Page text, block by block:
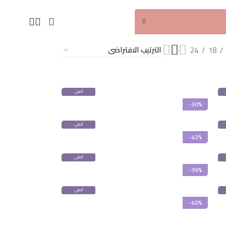
18
24
أصلي
-30%
أصلي
-43%
أصلي
-36%
أصلي
-40%